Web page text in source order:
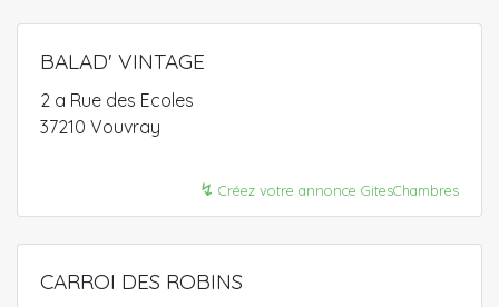
BALAD' VINTAGE
2 a Rue des Ecoles
37210 Vouvray
↯ Créez votre annonce GitesChambres
CARROI DES ROBINS